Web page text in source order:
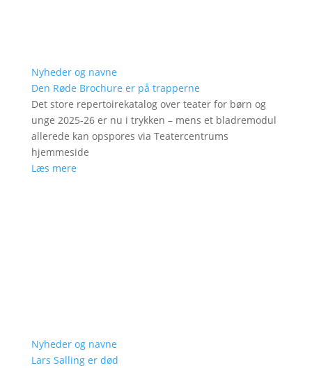
Nyheder og navne
Den Røde Brochure er på trapperne
Det store repertoirekatalog over teater for børn og
unge 2025-26 er nu i trykken – mens et bladremodul
allerede kan opspores via Teatercentrums
hjemmeside
Læs mere
Nyheder og navne
Lars Salling er død